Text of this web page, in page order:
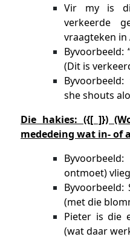
Vir my is
verkeerde
vraagteken in
Byvoorbeeld:
(Dit is
she shouts
Die hakies: ({[ ]})
mededeing wat in- of
ontmoet)
(met die
Pieter is die
(wat daar